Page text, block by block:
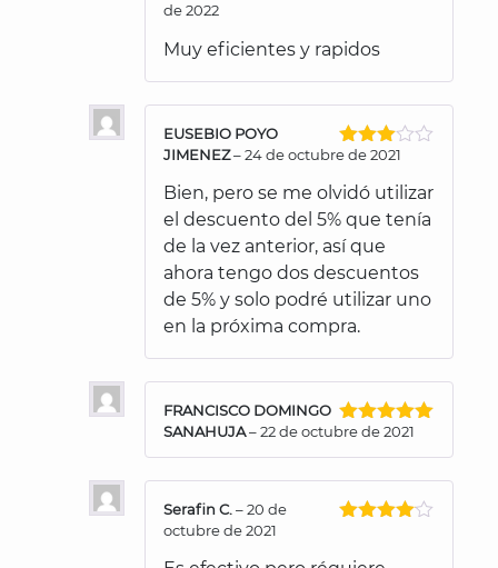
de 2022
Muy eficientes y rapidos
Valorado
de 5
EUSEBIO POYO
JIMENEZ–24 de octubre de 2021
Bien, pero se me olvidó utilizar
el descuento del 5% que tenía
de la vez anterior, así que
ahora tengo dos descuentos
de 5% y solo podré utilizar uno
en la próxima compra.
Valorado
con5de 5
FRANCISCO DOMINGO
SANAHUJA–22 de octubre de 2021
Serafin C. –20 de
octubre de 2021